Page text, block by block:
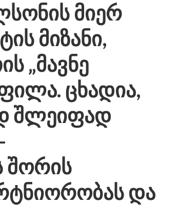
მიერ
მიზანი,
„მავნე
ცხადია,
შლეიფად
შორის
და